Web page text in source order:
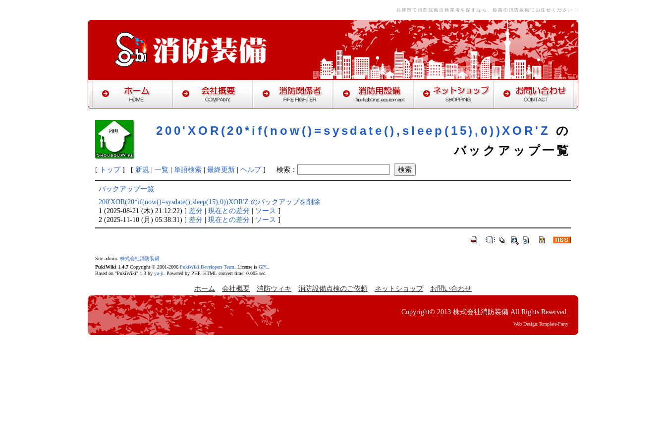
兵庫県で消防設備点検業者を探すなら、姫路の消防装備にお任せください！
200'XOR(20*if(now()=sysdate(),sleep(15),0))XOR'Z
の
バックアップ一覧
[ トップ] [ 新規 | 一覧 | 単語検索 | 最終更新 | ヘルプ] 検索：
バックアップ一覧
200'XOR(20*if(now()=sysdate(),sleep(15),0))XOR'Z のバックアップを削除
1 (2025-08-21 (木) 21:12:22) [ 差分 |現在との差分 | ソース ]
2 (2025-11-10 (月) 05:38:31) [ 差分 |現在との差分 | ソース ]
Site admin: 株式会社消防装備
PukiWiki 1.4.7 Copyright © 2001-2006 PukiWiki Developers Team . License is GPL
Based on "PukiWiki" 1.3 by yu-ji . Powered by PHP. HTML convert time: 0.005 sec.
ホーム 会社概要 消防ウィキ 消防設備点検のご依頼 ネットショップ お問い合わせ
Copyright© 2013 株式会社消防装備 All Rights Reserved.
Web Design:Template-Party